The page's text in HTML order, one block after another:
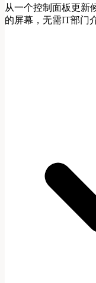
从一个控制面板更新
的屏幕，无需IT部门